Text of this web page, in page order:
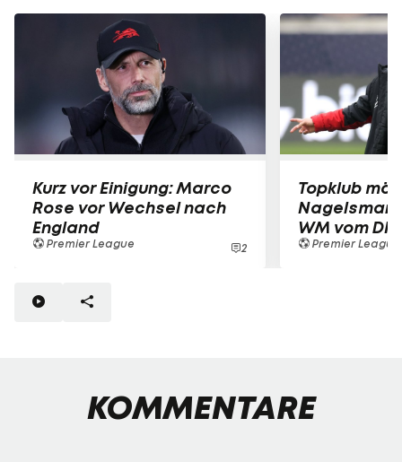
Kurz vor Einigung: Marco
Rose vor Wechsel nach
England
Premier League 2
Topklub
WM vom
Premier League
KOMMENTARE